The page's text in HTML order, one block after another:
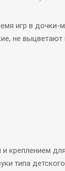
игр в
не
креплением
типа